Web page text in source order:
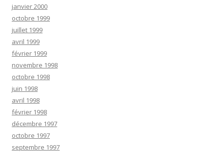
janvier 2000
octobre 1999
juillet 1999
avril 1999
février 1999
novembre 1998
octobre 1998
juin 1998
avril 1998
février 1998
décembre 1997
octobre 1997
septembre 1997